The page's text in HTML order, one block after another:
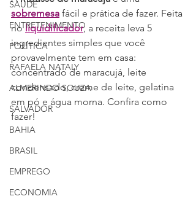
SAÚDE
ENTRETENIMENTO
POLÍTICA
RAFAELA NATALY
ALMERINDO SOUZA
SALVADOR
BAHIA
BRASIL
EMPREGO
ECONOMIA
sobremesa fácil e prática de fazer. Feita
no liquidificador, a receita leva 5
ingredientes simples que você
provavelmente tem em casa:
concentrado de maracujá, leite
condensado, creme de leite, gelatina
em pó e água morna. Confira como
fazer!